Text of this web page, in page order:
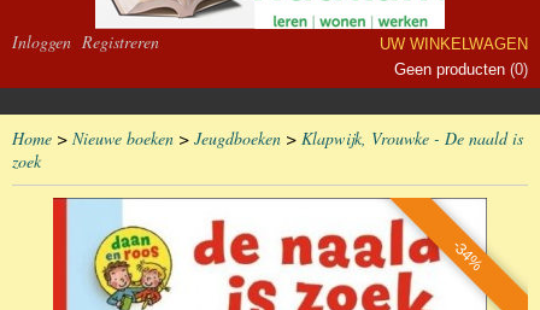
Inloggen Registreren
UW WINKELWAGEN
Geen producten (0)
Home > Nieuwe boeken > Jeugdboeken > Klapwijk, Vrouwke - De naald is
zoek
-34%